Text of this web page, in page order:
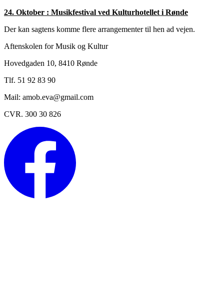
24. Oktober : Musikfestival ved Kulturhotellet i Rønde
Der kan sagtens komme flere arrangementer til hen ad vejen.
Aftenskolen for Musik og Kultur
Hovedgaden 10, 8410 Rønde
Tlf. 51 92 83 90
Mail: amob.eva@gmail.com
CVR. 300 30 826